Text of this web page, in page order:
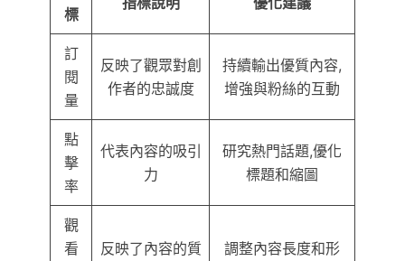
標
訂
閱
量
反映了觀眾對創
作者的忠誠度
持續輸出優質內容,
增強與粉絲的互動
點
擊
率
代表內容的吸引
力
研究熱門話題,優化
標題和縮圖
觀
看
反映了內容的質
調整內容長度和形